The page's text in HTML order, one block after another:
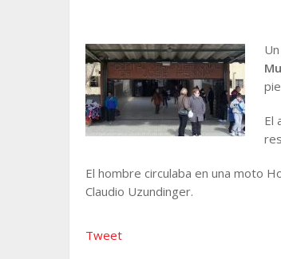
El
El hombre circulaba en una moto
Claudio Uzundinger.
Tweet